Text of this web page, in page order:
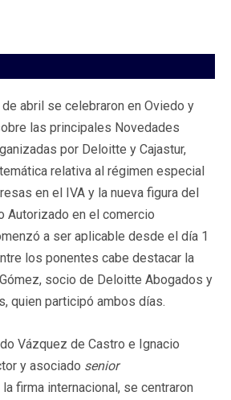
abril se celebraron en Oviedo y
las principales Novedades
por Deloitte y Cajastur,
relativa al régimen especial
en el IVA y la nueva figura del
Autorizado en el comercio
a ser aplicable desde el día 1
los ponentes cabe destacar la
socio de Deloitte Abogados y
quien participó ambos días.
Vázquez de Castro e Ignacio
y asociado senior
firma internacional, se centraron